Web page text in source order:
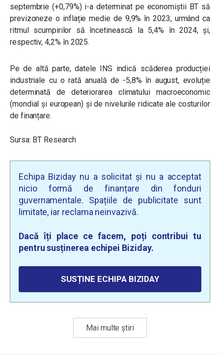
septembrie (+0,79%) i-a determinat pe economiștii BT să
previzoneze o inflație medie de 9,9% în 2023, urmând ca
ritmul scumpirilor să încetinească la 5,4% în 2024, și,
respectiv, 4,2% în 2025.
Pe de altă parte, datele INS indică scăderea producției
industriale cu o rată anuală de -5,8% în august, evoluție
determinată de deteriorarea climatului macroeconomic
(mondial și european) și de nivelurile ridicate ale costurilor
de finanțare.
Sursa: BT Research
Echipa Biziday nu a solicitat și nu a acceptat
nicio formă de finanțare din fonduri
guvernamentale. Spațiile de publicitate sunt
limitate, iar reclama neinvazivă.
Dacă îți place ce facem, poți contribui tu
pentru susținerea echipei Biziday.
SUSȚINE ECHIPA BIZIDAY
Mai multe știri